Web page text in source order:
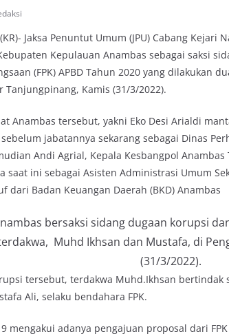
(KR)- Jaksa Penuntut Umum (JPU) Cabang
Kepulauan Anambas sebagai saksi
(FPK) APBD Tahun 2020 yang dilakukan
Tanjungpinang, Kamis (31/3/2022).
Anambas tersebut, yakni Eko Desi Arialdi
sebelum jabatannya sekarang sebagai Dinas
Andi Agrial, Kepala Kesbangpol
saat ini sebagai Asisten Administrasi Umum
dari Badan Keuangan Daerah (BKD) Anambas
bersaksi sidang dugaan korupsi
Muhd Ikhsan dan Mustafa, di
(31/3/2022).
tersebut, terdakwa Muhd.Ikhsan bertindak
Ali, selaku bendahara FPK.
mengakui adanya pengajuan proposal dari